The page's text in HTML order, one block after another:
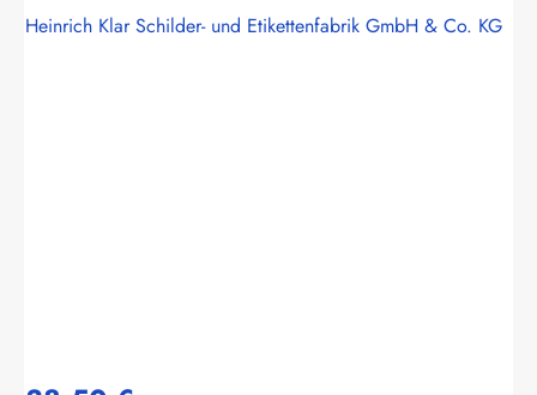
Heinrich Klar Schilder- und Etikettenfabrik GmbH & Co. KG